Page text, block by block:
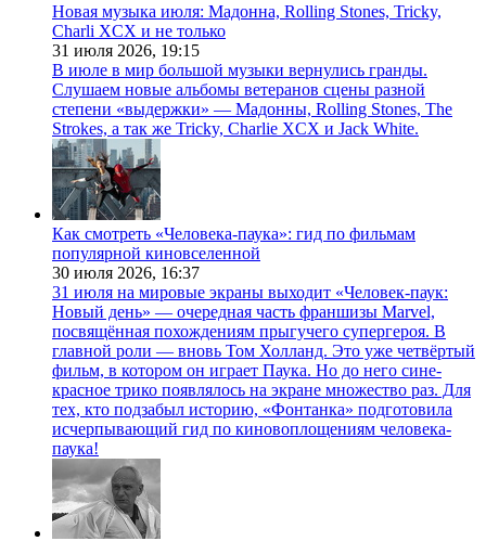
Новая музыка июля: Мадонна, Rolling Stones, Tricky,
Charli XCX и не только
31 июля 2026, 19:15
В июле в мир большой музыки вернулись гранды.
Слушаем новые альбомы ветеранов сцены разной
степени «выдержки» — Мадонны, Rolling Stones, The
Strokes, а так же Tricky, Charlie XCX и Jack White.
Как смотреть «Человека-паука»: гид по фильмам
популярной киновселенной
30 июля 2026, 16:37
31 июля на мировые экраны выходит «Человек-паук:
Новый день» — очередная часть франшизы Marvel,
посвящённая похождениям прыгучего супергероя. В
главной роли — вновь Том Холланд. Это уже четвёртый
фильм, в котором он играет Паука. Но до него сине-
красное трико появлялось на экране множество раз. Для
тех, кто подзабыл историю, «Фонтанка» подготовила
исчерпывающий гид по киновоплощениям человека-
паука!